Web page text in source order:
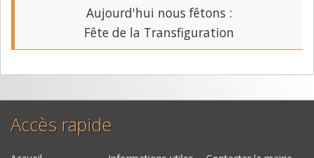
Aujourd'hui nous fêtons :
Fête de la Transfiguration
Accès rapide